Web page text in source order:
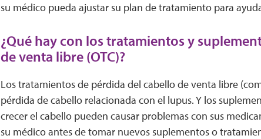
su médico pueda ajustar su plan de tratamiento para
¿Qué hay con los tratamientos y
de venta libre (OTC)?
Los tratamientos de pérdida del cabello de venta libre
pérdida de cabello relacionada con el lupus. Y los
crecer el cabello pueden causar problemas con sus
su médico antes de tomar nuevos suplementos o